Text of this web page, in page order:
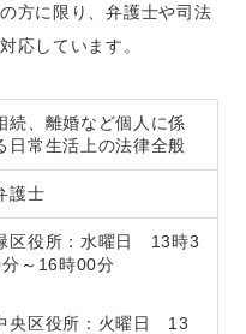
方に限り、弁護士や司法
応しています。
続、離婚など個人に係
日常生活上の法律全般
護士
区役所：水曜日 13時3
～16時00分
央区役所：火曜日 13